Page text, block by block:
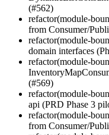
(#562)
refactor(module-
from Consumer/
refactor(module-
domain interfaces
refactor(module-
(#569)
refactor(module-
api (PRD Phase 3
refactor(module-
from Consumer/